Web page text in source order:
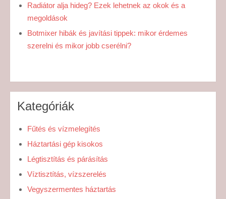
Radiátor alja hideg? Ezek lehetnek az okok és a
megoldások
Botmixer hibák és javítási tippek: mikor érdemes
szerelni és mikor jobb cserélni?
Kategóriák
Fűtés és vízmelegítés
Háztartási gép kisokos
Légtisztítás és párásítás
Víztisztítás, vízszerelés
Vegyszermentes háztartás